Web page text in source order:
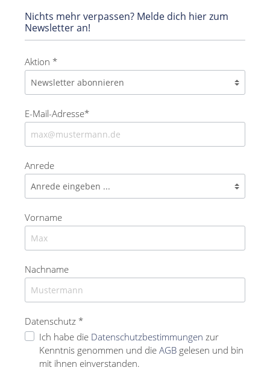
Nichts mehr verpassen? Melde dich hier zum
Newsletter an!
Aktion *
E-Mail-Adresse*
Anrede
Vorname
Nachname
Datenschutz *
Ich habe die Datenschutzbestimmungen zur
Kenntnis genommen und die AGB gelesen und bin
mit ihnen einverstanden.